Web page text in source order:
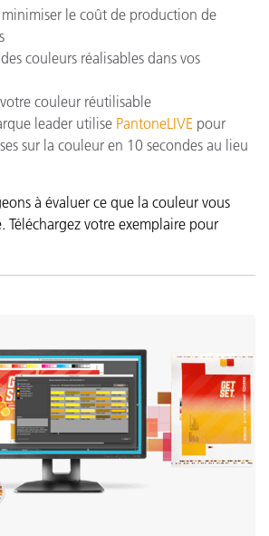
minimiser le coût de production de
couleurs réalisables dans vos
couleur réutilisable
leader utilise PantoneLIVE pour
sur la couleur en 10 secondes au lieu
à évaluer ce que la couleur vous
Téléchargez votre exemplaire pour